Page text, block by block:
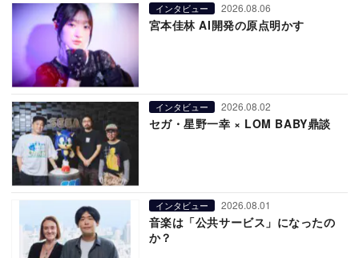
インタビュー 2026.08.06
宮本佳林 AI開発の原点明かす
インタビュー 2026.08.02
セガ・星野一幸 × LOM BABY鼎談
インタビュー 2026.08.01
音楽は「公共サービス」になったの
か？